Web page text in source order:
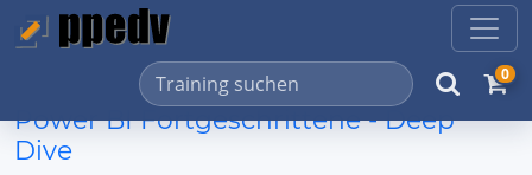
0
Power BI Fortgeschrittene - Deep
Dive